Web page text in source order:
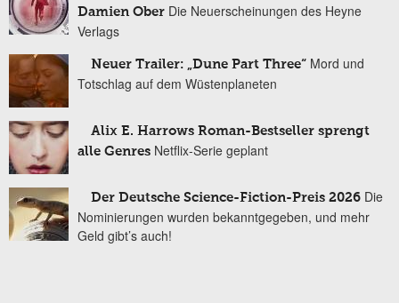
Damien Ober Die Neuerscheinungen des Heyne
Verlags
Neuer Trailer: „Dune Part Three“ Mord und
Totschlag auf dem Wüstenplaneten
Alix E. Harrows Roman-Bestseller sprengt
alle Genres Netflix-Serie geplant
Der Deutsche Science-Fiction-Preis 2026 Die
Nominierungen wurden bekanntgegeben, und mehr
Geld gibt’s auch!